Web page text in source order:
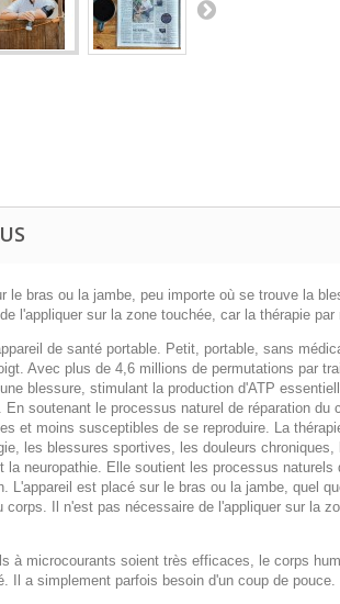
le bras ou la jambe, peu importe où se trouve la
l'appliquer sur la zone touchée, car la thérapie
de santé portable. Petit, portable, sans
Avec plus de 4,6 millions de permutations par
blessure, stimulant la production d'ATP
En soutenant le processus naturel de réparation
et moins susceptibles de se reproduire. La
les blessures sportives, les douleurs
la neuropathie. Elle soutient les processus
L'appareil est placé sur le bras ou la jambe, quel
corps. Il n'est pas nécessaire de l'appliquer sur la
à microcourants soient très efficaces, le corps
Il a simplement parfois besoin d'un coup de pouce.